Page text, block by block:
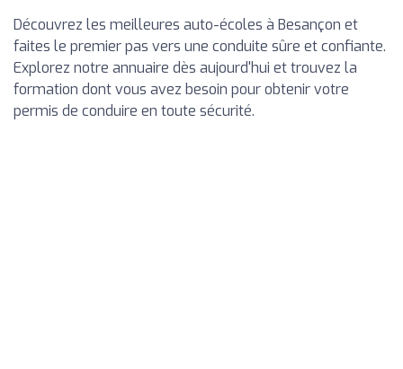
Découvrez les meilleures auto-écoles à Besançon et
faites le premier pas vers une conduite sûre et confiante.
Explorez notre annuaire dès aujourd'hui et trouvez la
formation dont vous avez besoin pour obtenir votre
permis de conduire en toute sécurité.